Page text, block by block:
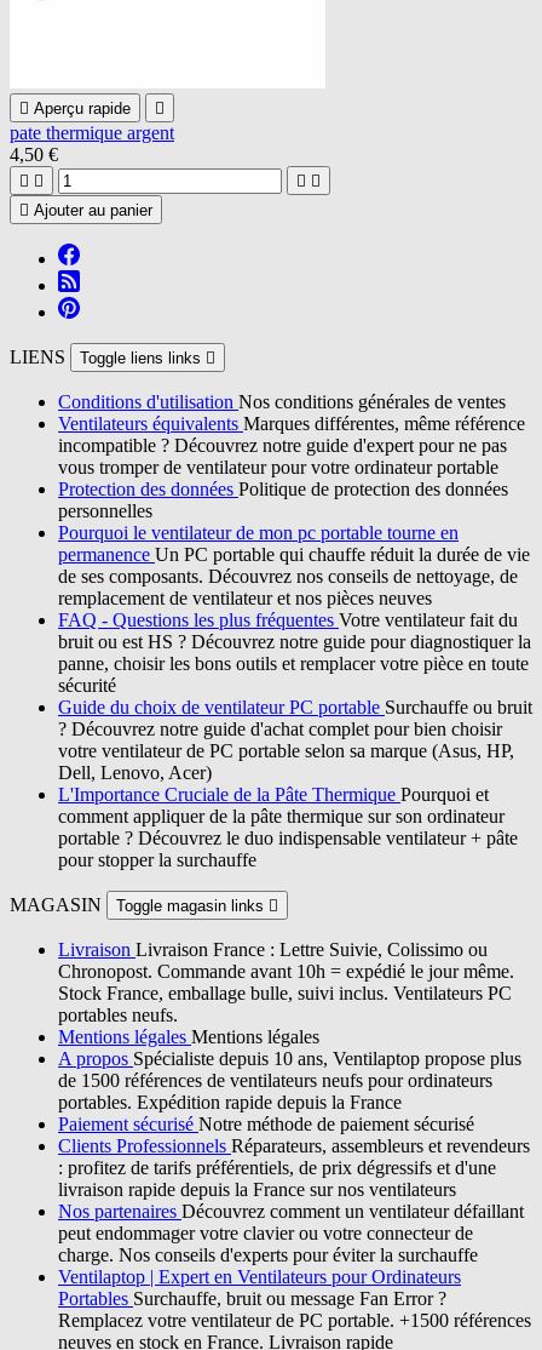
 Aperçu rapide 
pate thermique argent
4,50 €
   
 Ajouter au panier
LIENS Toggle liens links 
Conditions d'utilisation Nos conditions générales de ventes
Ventilateurs équivalents Marques différentes, même référence
incompatible ? Découvrez notre guide d'expert pour ne pas
vous tromper de ventilateur pour votre ordinateur portable
Protection des données Politique de protection des données
personnelles
Pourquoi le ventilateur de mon pc portable tourne en
permanence Un PC portable qui chauffe réduit la durée de vie
de ses composants. Découvrez nos conseils de nettoyage, de
remplacement de ventilateur et nos pièces neuves
FAQ - Questions les plus fréquentes Votre ventilateur fait du
bruit ou est HS ? Découvrez notre guide pour diagnostiquer la
panne, choisir les bons outils et remplacer votre pièce en toute
sécurité
Guide du choix de ventilateur PC portable Surchauffe ou bruit
? Découvrez notre guide d'achat complet pour bien choisir
votre ventilateur de PC portable selon sa marque (Asus, HP,
Dell, Lenovo, Acer)
L'Importance Cruciale de la Pâte Thermique Pourquoi et
comment appliquer de la pâte thermique sur son ordinateur
portable ? Découvrez le duo indispensable ventilateur + pâte
pour stopper la surchauffe
MAGASIN Toggle magasin links 
Livraison Livraison France : Lettre Suivie, Colissimo ou
Chronopost. Commande avant 10h = expédié le jour même.
Stock France, emballage bulle, suivi inclus. Ventilateurs PC
portables neufs.
Mentions légales Mentions légales
A propos Spécialiste depuis 10 ans, Ventilaptop propose plus
de 1500 références de ventilateurs neufs pour ordinateurs
portables. Expédition rapide depuis la France
Paiement sécurisé Notre méthode de paiement sécurisé
Clients Professionnels Réparateurs, assembleurs et revendeurs
: profitez de tarifs préférentiels, de prix dégressifs et d'une
livraison rapide depuis la France sur nos ventilateurs
Nos partenaires Découvrez comment un ventilateur défaillant
peut endommager votre clavier ou votre connecteur de
charge. Nos conseils d'experts pour éviter la surchauffe
Ventilaptop | Expert en Ventilateurs pour Ordinateurs
Portables Surchauffe, bruit ou message Fan Error ?
Remplacez votre ventilateur de PC portable. +1500 références
neuves en stock en France. Livraison rapide